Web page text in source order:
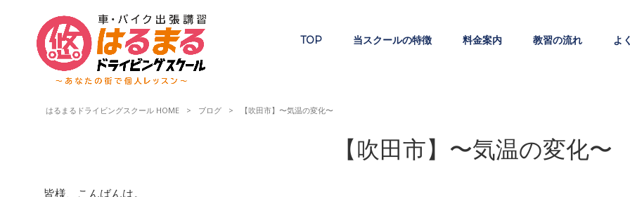
TOP 当スクールの特徴 料金案内 教習の流れ よ
はるまるドライビングスクール HOME > ブログ > 【吹田市】〜気温の変化〜
【吹田市】〜気温の変化〜
皆様、こんばんは。